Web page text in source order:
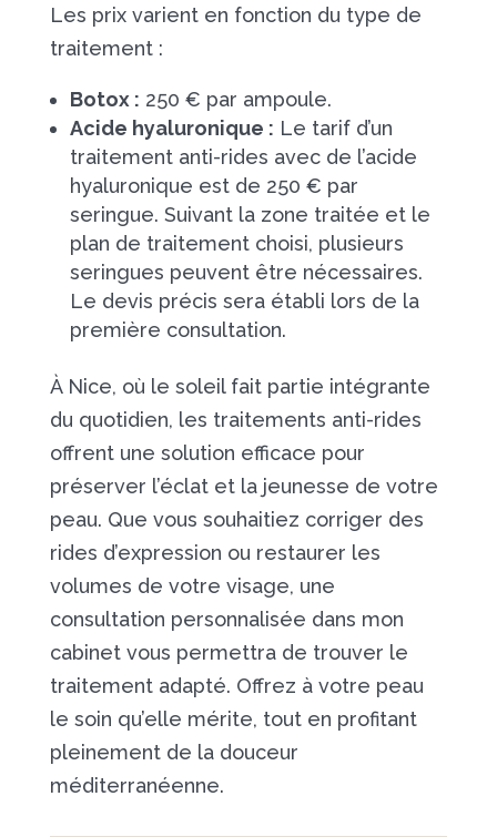
Les prix varient en fonction du type de
traitement :
Botox : 250 € par ampoule.
Acide hyaluronique : Le tarif d’un
traitement anti-rides avec de l’acide
hyaluronique est de 250 € par
seringue. Suivant la zone traitée et le
plan de traitement choisi, plusieurs
seringues peuvent être nécessaires.
Le devis précis sera établi lors de la
première consultation.
À Nice, où le soleil fait partie intégrante
du quotidien, les traitements anti-rides
offrent une solution efficace pour
préserver l’éclat et la jeunesse de votre
peau. Que vous souhaitiez corriger des
rides d’expression ou restaurer les
volumes de votre visage, une
consultation personnalisée dans mon
cabinet vous permettra de trouver le
traitement adapté. Offrez à votre peau
le soin qu’elle mérite, tout en profitant
pleinement de la douceur
méditerranéenne.